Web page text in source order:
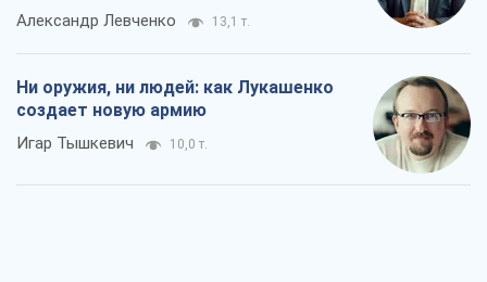
Александр Левченко 13,1 т.
Ни оружия, ни людей: как Лукашенко
создает новую армию
Игар Тышкевич 10,0 т.